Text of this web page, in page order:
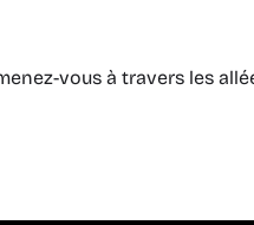
vous à travers les